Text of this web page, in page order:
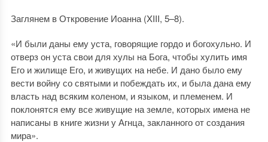
Заглянем в Откровение Иоанна (XIII, 5–8).
«И были даны ему уста, говорящие гордо и богохульно. И
отверз он уста свои для хулы на Бога, чтобы хулить имя
Его и жилище Его, и живущих на небе. И дано было ему
вести войну со святыми и побеждать их, и была дана ему
власть над всяким коленом, и языком, и племенем. И
поклонятся ему все живущие на земле, которых имена не
написаны в книге жизни у Агнца, закланного от создания
мира».